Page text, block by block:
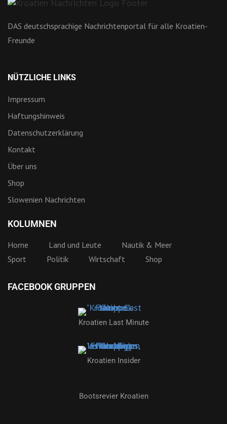
DAS deutschsprachige Nachrichtenportal für alle Kroatien-
Freunde
NÜTZLICHE LINKS
Impressum
Haftungshinweis
Datenschutzerklärung
Kontakt
Über uns
Shop
Slowenien Nachrichten
KOLUMNEN
Home Land und Leute
Nautik & Meer
Sport
Politik Wirtschaft Shop
FACEBOOK GRUPPEN
Kroatien Last Minute
Kroatien Insider
Bootsrevier Kroatien